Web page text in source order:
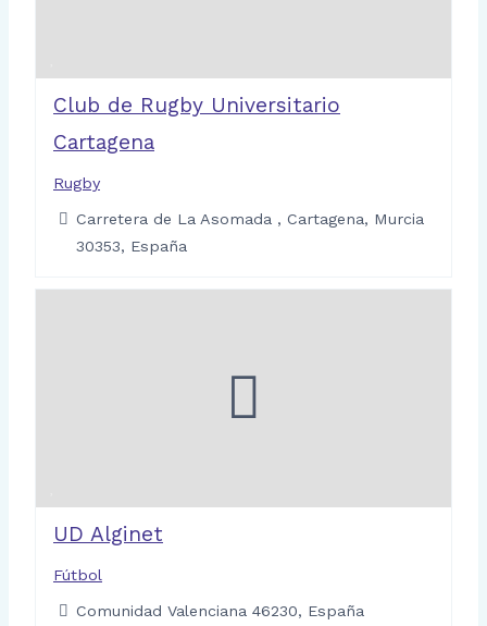
Club de Rugby Universitario
Cartagena
Rugby
Carretera de La Asomada , Cartagena, Murcia
30353, España
UD Alginet
Fútbol
Comunidad Valenciana 46230, España